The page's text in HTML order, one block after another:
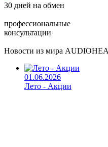
30 дней на обмен
профессиональные
консультации
Новости из мира
01.06.2026
Лето - Акции